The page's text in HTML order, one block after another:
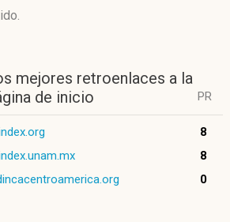
mejores retroenlaces a la
de inicio
PR
8
8
0